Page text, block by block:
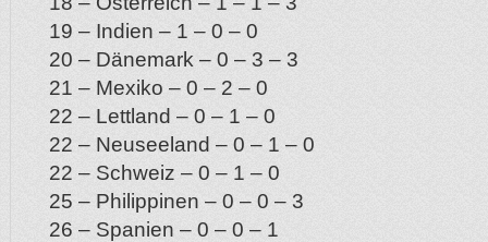
19 – Indien – 1 – 0 – 0
20 – Dänemark – 0 – 3 – 3
21 – Mexiko – 0 – 2 – 0
22 – Lettland – 0 – 1 – 0
22 – Neuseeland – 0 – 1 – 0
22 – Schweiz – 0 – 1 – 0
25 – Philippinen – 0 – 0 – 3
26 – Spanien – 0 – 0 – 1